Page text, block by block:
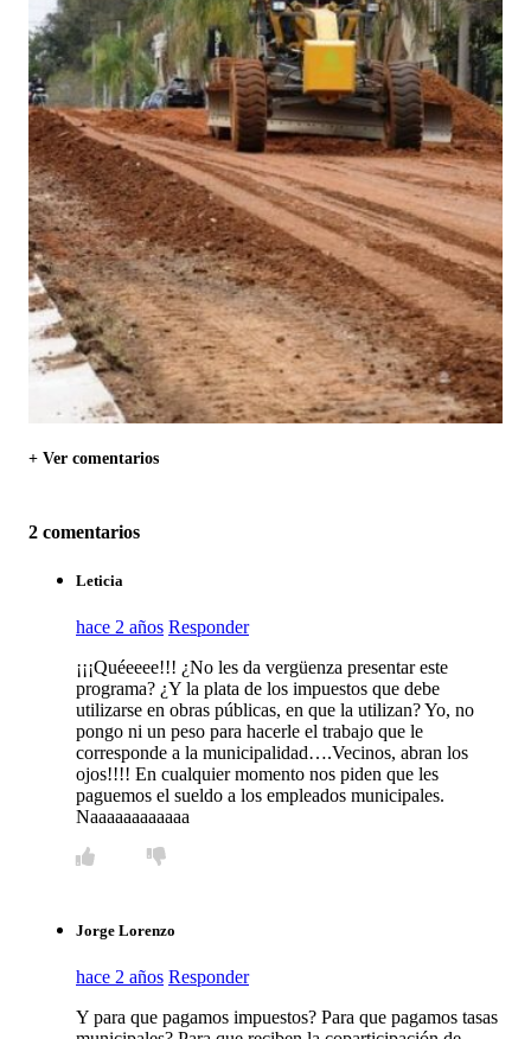
+ Ver comentarios
2 comentarios
Leticia
hace 2 años Responder
¡¡¡Quéeeee!!! ¿No les da vergüenza presentar este
programa? ¿Y la plata de los impuestos que debe
utilizarse en obras públicas, en que la utilizan? Yo, no
pongo ni un peso para hacerle el trabajo que le
corresponde a la municipalidad….Vecinos, abran los
ojos!!!! En cualquier momento nos piden que les
paguemos el sueldo a los empleados municipales.
Naaaaaaaaaaaa
Jorge Lorenzo
hace 2 años Responder
Y para que pagamos impuestos? Para que pagamos tasas